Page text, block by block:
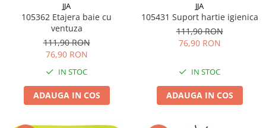
JJA
105362 Etajera baie cu
ventuza
111,90 RON
76,90 RON
IN STOC
ADAUGA IN COS
JJA
105431 Suport hartie igienica
111,90 RON
76,90 RON
IN STOC
ADAUGA IN COS